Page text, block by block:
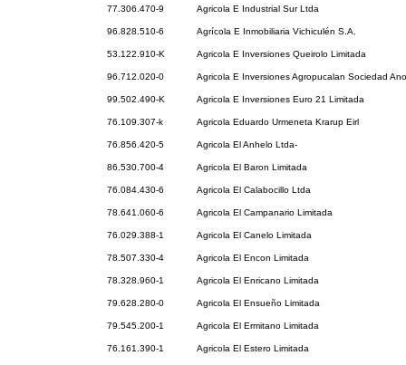
77.306.470-9 Agricola E Industrial Sur Ltda
96.828.510-6 Agrícola E Inmobiliaria Vichiculén S.A.
53.122.910-K Agricola E Inversiones Queirolo Limitada
96.712.020-0 Agricola E Inversiones Agropucalan Sociedad
99.502.490-K Agricola E Inversiones Euro 21 Limitada
76.109.307-k Agricola Eduardo Urmeneta Krarup Eirl
76.856.420-5 Agricola El Anhelo Ltda-
86.530.700-4 Agricola El Baron Limitada
76.084.430-6 Agricola El Calabocillo Ltda
78.641.060-6 Agricola El Campanario Limitada
76.029.388-1 Agricola El Canelo Limitada
78.507.330-4 Agricola El Encon Limitada
78.328.960-1 Agricola El Enricano Limitada
79.628.280-0 Agricola El Ensueño Limitada
79.545.200-1 Agricola El Ermitano Limitada
76.161.390-1 Agricola El Estero Limitada